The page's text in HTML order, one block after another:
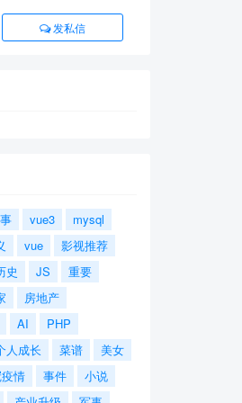
发私信
vue3
mysql
vue
影视推荐
史 JS
重要
房地产
AI
PHP
人成长 菜谱
美女
情 事件
小说